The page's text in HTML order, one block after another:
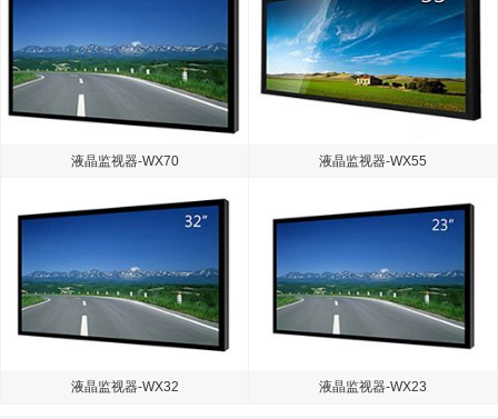
液晶监视器-WX70 液晶监视器-WX55
液晶监视器-WX32 液晶监视器-WX23